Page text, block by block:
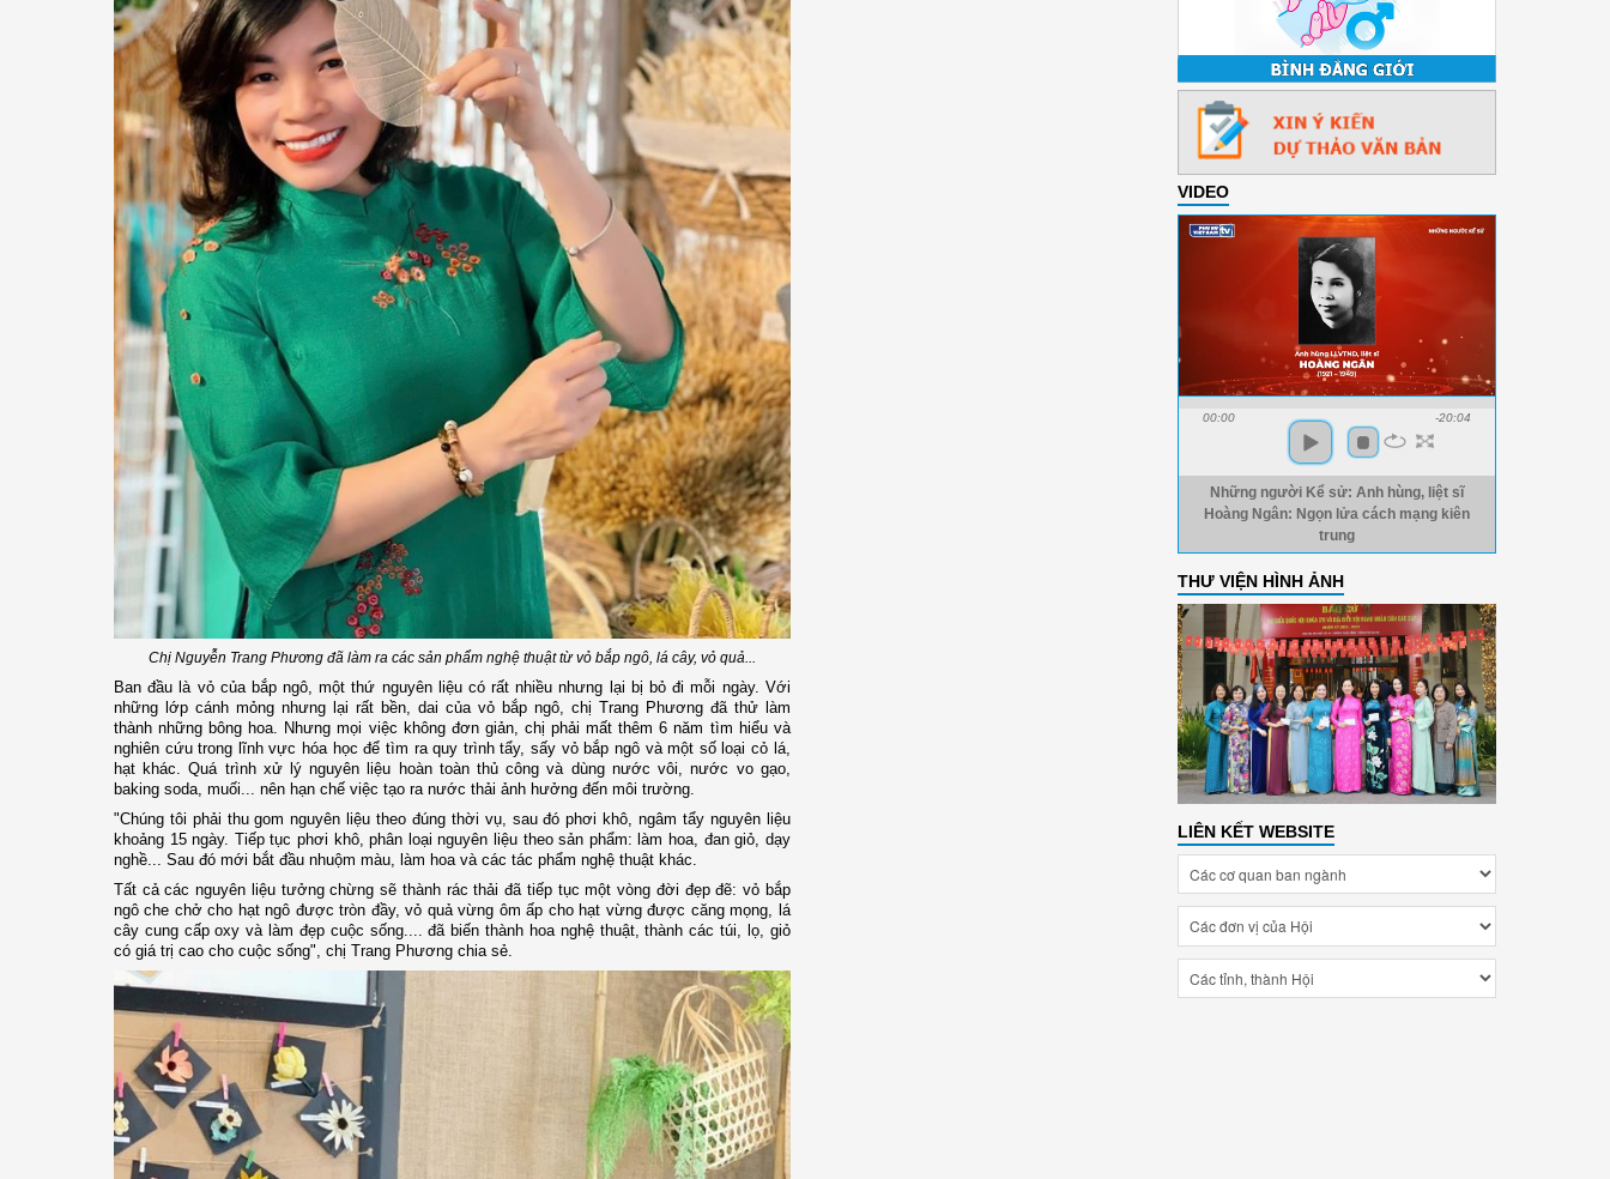
Chị Nguyễn Trang Phương đã làm ra các sản phẩm nghệ thuật từ vỏ bắp ngô, lá cây, vỏ quả...
Ban đầu là vỏ của bắp ngô, một thứ nguyên liệu có rất nhiều nhưng lại bị bỏ đi mỗi ngày. Với
những lớp cánh mỏng nhưng lại rất bền, dai của vỏ bắp ngô, chị Trang Phương đã thử làm
thành những bông hoa. Nhưng mọi việc không đơn giản, chị phải mất thêm 6 năm tìm hiểu và
nghiên cứu trong lĩnh vực hóa học để tìm ra quy trình tẩy, sấy vỏ bắp ngô và một số loại cỏ lá,
hạt khác. Quá trình xử lý nguyên liệu hoàn toàn thủ công và dùng nước vôi, nước vo gạo,
baking soda, muối... nên hạn chế việc tạo ra nước thải ảnh hưởng đến môi trường.
"Chúng tôi phải thu gom nguyên liệu theo đúng thời vụ, sau đó phơi khô, ngâm tẩy nguyên liệu
khoảng 15 ngày. Tiếp tục phơi khô, phân loại nguyên liệu theo sản phẩm: làm hoa, đan giỏ, dạy
nghề... Sau đó mới bắt đầu nhuộm màu, làm hoa và các tác phẩm nghệ thuật khác.
Tất cả các nguyên liệu tưởng chừng sẽ thành rác thải đã tiếp tục một vòng đời đẹp đẽ: vỏ bắp
ngô che chở cho hạt ngô được tròn đầy, vỏ quả vừng ôm ấp cho hạt vừng được căng mọng, lá
cây cung cấp oxy và làm đẹp cuộc sống.... đã biến thành hoa nghệ thuật, thành các túi, lọ, giỏ
có giá trị cao cho cuộc sống", chị Trang Phương chia sẻ.
VIDEO
00:00 -20:04
Những người Kể sử: Anh hùng, liệt sĩ
Hoàng Ngân: Ngọn lửa cách mạng kiên
trung
THƯ VIỆN HÌNH ẢNH
LIÊN KẾT WEBSITE